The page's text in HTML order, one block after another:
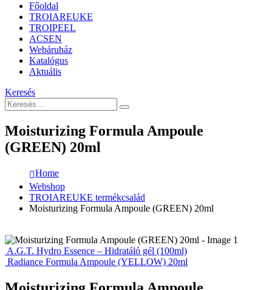
Főoldal
TROIAREUKE
TROIPEEL
ACSEN
Webáruház
Katalógus
Aktuális
Keresés
Moisturizing Formula Ampoule
(GREEN) 20ml
Home
Webshop
TROIAREUKE termékcsalád
Moisturizing Formula Ampoule (GREEN) 20ml
A.G.T. Hydro Essence – Hidratáló gél (100ml)
Radiance Formula Ampoule (YELLOW) 20ml